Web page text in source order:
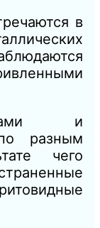
в
и
разным
чего